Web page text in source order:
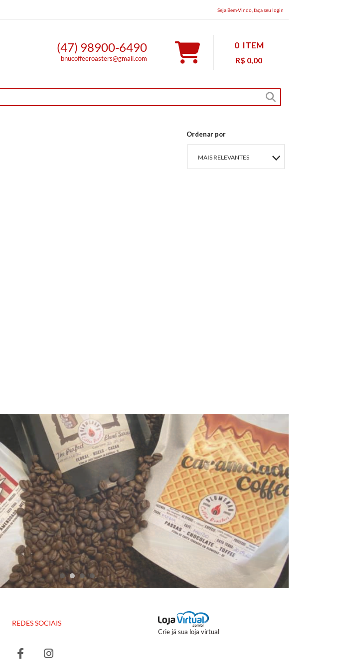
Seja Bem-Vindo, faça seu login
(47) 98900-6490
bnucoffeeroasters@gmail.com
0 ITEM
R$ 0,00
Ordenar por
MAIS RELEVANTES
REDES SOCIAIS
Crie já sua loja virtual